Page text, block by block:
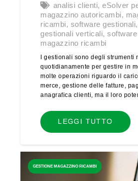
analisi clienti,eSolver
magazzino autoricambi,
ricambi, software gestionali
gestionali verticali,
magazzino ricambi
I gestionali sono degli strumenti
quotidianamente per gestire in
molte operazioni riguardo il
merce, gestione delle fatture,
anagrafica clienti, ma il loro
LEGGI TUTTO
GESTIONE MAGAZZINO RICAMBI